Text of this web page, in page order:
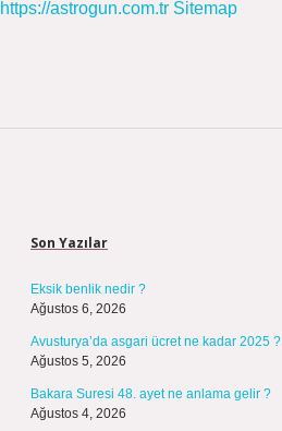
https://astrogun.com.tr Sitemap
Son Yazılar
Eksik benlik nedir ?
Ağustos 6, 2026
Avusturya’da asgari ücret ne kadar 2025 ?
Ağustos 5, 2026
Bakara Suresi 48. ayet ne anlama gelir ?
Ağustos 4, 2026